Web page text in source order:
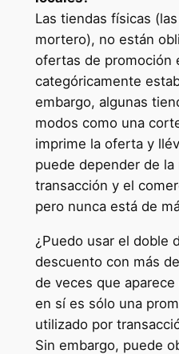
Las tiendas físicas
mortero), no están
ofertas de promoción
categóricamente
embargo, algunas
modos como una
imprime la oferta y
puede depender de la
transacción y el
pero nunca está de
¿Puedo usar el doble
descuento con más
de veces que
en sí es sólo una
utilizado por
Sin embargo, puede